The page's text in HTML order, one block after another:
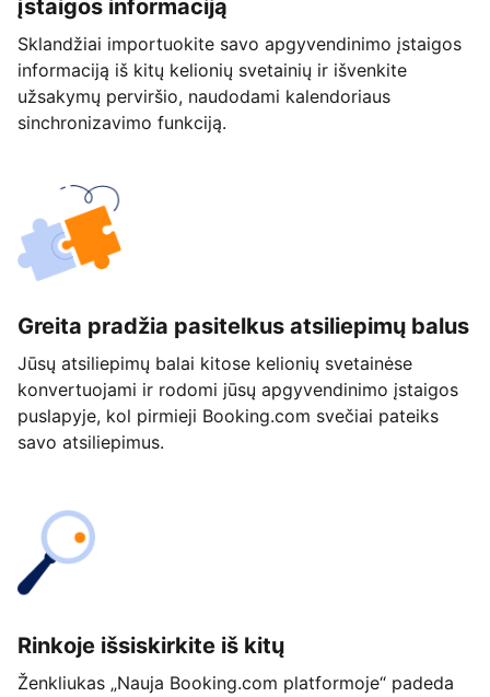
įstaigos informaciją
Sklandžiai importuokite savo apgyvendinimo įstaigos
informaciją iš kitų kelionių svetainių ir išvenkite
užsakymų perviršio, naudodami kalendoriaus
sinchronizavimo funkciją.
Greita pradžia pasitelkus atsiliepimų balus
Jūsų atsiliepimų balai kitose kelionių svetainėse
konvertuojami ir rodomi jūsų apgyvendinimo įstaigos
puslapyje, kol pirmieji Booking.com svečiai pateiks
savo atsiliepimus.
Rinkoje išsiskirkite iš kitų
Ženkliukas „Nauja Booking.com platformoje“ padeda